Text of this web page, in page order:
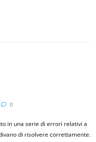
0
in una serie di errori relativi a
di risolvere correttamente.